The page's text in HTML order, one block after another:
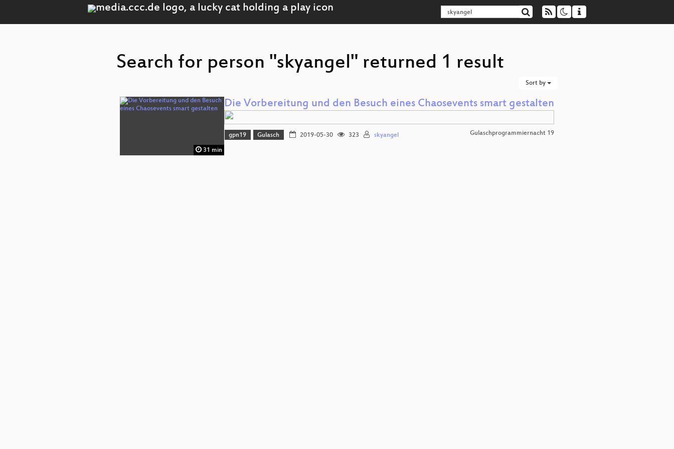
Search for person "skyangel" returned 1 result
Sort by
31 min
Die Vorbereitung und den Besuch eines Chaosevents smart gestalten
gpn19 Gulasch 2019-05-30 323 skyangel Gulaschprogrammiernacht 19